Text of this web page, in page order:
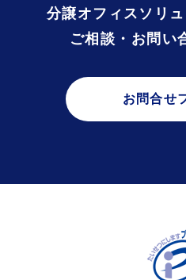
プライバシ
勧誘
分譲オフィスソリ
ご相談・お問い
お問合せ